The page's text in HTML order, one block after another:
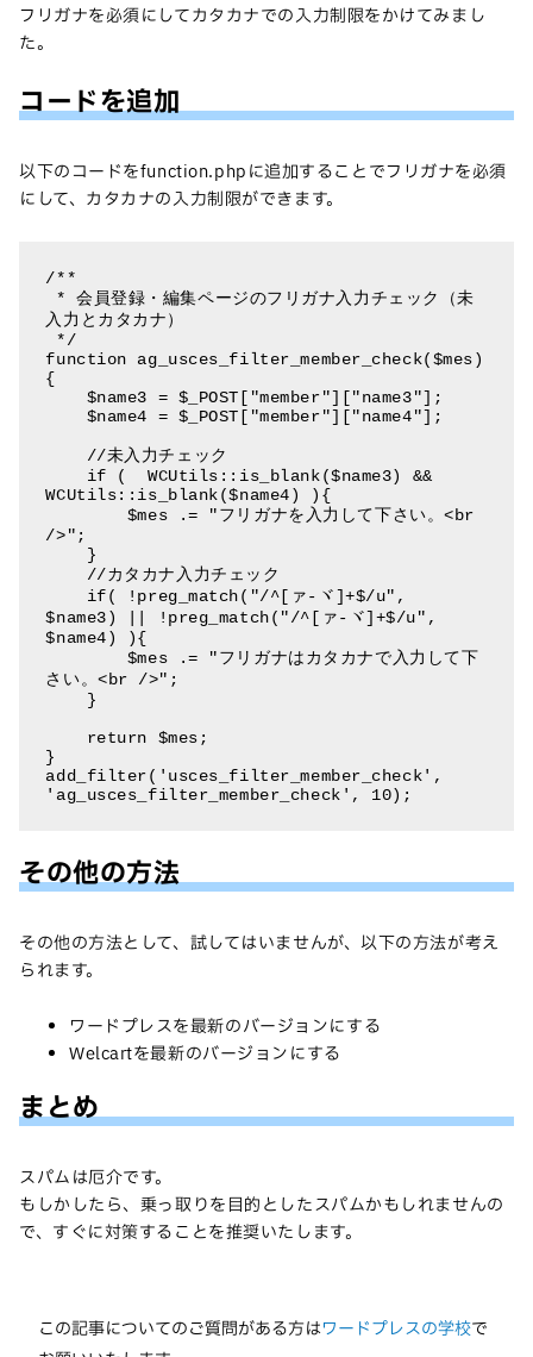
フリガナを必須にしてカタカナでの入力制限をかけてみまし
た。
コードを追加
以下のコードをfunction.phpに追加することでフリガナを必須
にして、カタカナの入力制限ができます。
/**
入力とカタカナ）
function ag_usces_filter_member_check($mes)
{
WCUtils::is_blank($name4) ){
/>";
$name3) || !preg_match("/^[ァ-ヾ]+$/u",
$name4) ){
さい。<br />";
}
add_filter('usces_filter_member_check',
'ag_usces_filter_member_check', 10);
その他の方法
その他の方法として、試してはいませんが、以下の方法が考え
られます。
ワードプレスを最新のバージョンにする
Welcartを最新のバージョンにする
まとめ
スパムは厄介です。
もしかしたら、乗っ取りを目的としたスパムかもしれませんの
で、すぐに対策することを推奨いたします。
この記事についてのご質問がある方はワードプレスの学校で